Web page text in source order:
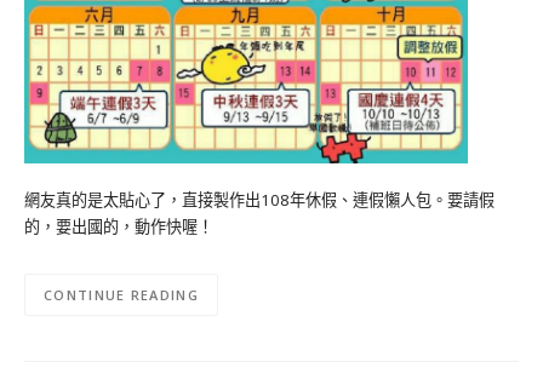
網友真的是太貼心了，直接製作出108年休假、連假懶人包。要請假
的，要出國的，動作快喔！
CONTINUE READING